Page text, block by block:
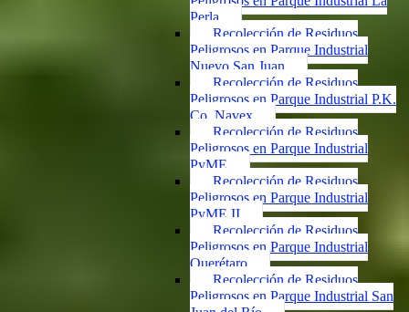
Perla
Recolección de Residuos
Peligrosos en Parque Industrial
Nuevo San Juan
Recolección de Residuos
Peligrosos en Parque Industrial P.K.
Co. Navex
Recolección de Residuos
Peligrosos en Parque Industrial
PyME
Recolección de Residuos
Peligrosos en Parque Industrial
PyME II
Recolección de Residuos
Peligrosos en Parque Industrial
Querétaro
Recolección de Residuos
Peligrosos en Parque Industrial San